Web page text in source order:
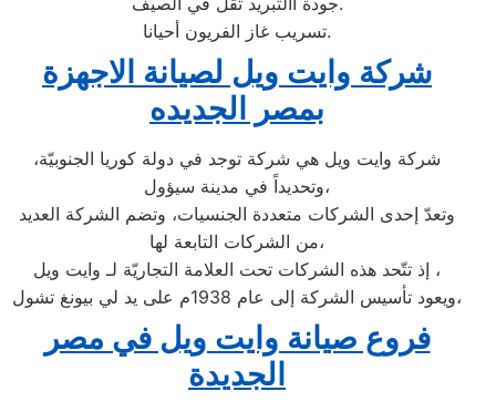
تسريب غاز الفريون أحيانا.
شركة وايت ويل لصيانة الاجهزة
بمصر الجديده
شركة وايت ويل هي شركة توجد في دولة كوريا الجنوبيّة،
وتحديداً في مدينة سيؤول،
وتعدّ إحدى الشركات متعددة الجنسيات، وتضم الشركة العديد
من الشركات التابعة لها،
إذ تتّحد هذه الشركات تحت العلامة التجاريّة لـ وايت ويل ،
ويعود تأسيس الشركة إلى عام 1938م على يد لي بيونغ تشول،
فروع صيانة وايت ويل في مصر
الجديدة